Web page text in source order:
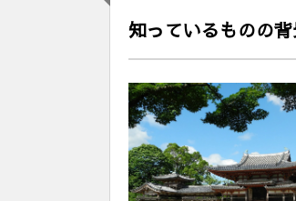
知っているものの背